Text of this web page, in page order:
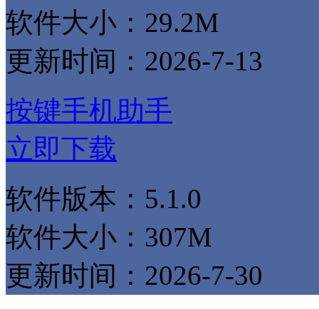
软件大小：29.2M
更新时间：2026-7-13
按键手机助手
立即下载
软件版本：5.1.0
软件大小：307M
更新时间：2026-7-30